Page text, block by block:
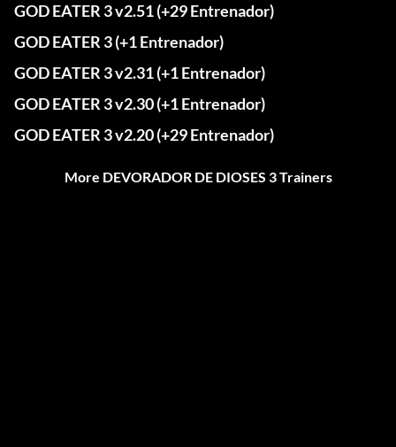
GOD EATER 3 v2.51 (+29 Entrenador)
GOD EATER 3 (+1 Entrenador)
GOD EATER 3 v2.31 (+1 Entrenador)
GOD EATER 3 v2.30 (+1 Entrenador)
GOD EATER 3 v2.20 (+29 Entrenador)
More DEVORADOR DE DIOSES 3 Trainers